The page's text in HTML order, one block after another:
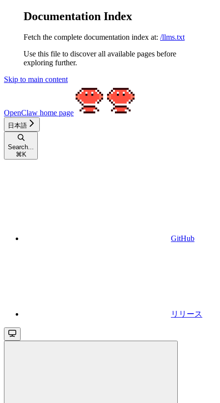
Documentation Index
Fetch the complete documentation index at: /llms.txt
Use this file to discover all available pages before
exploring further.
Skip to main content
OpenClaw home page
日本語
Search...
⌘ K
GitHub
リリース